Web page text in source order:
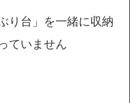
り台」を一緒に収納
ていません